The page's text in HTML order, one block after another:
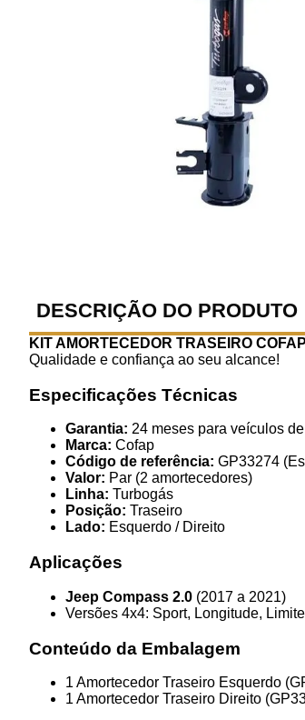
DESCRIÇÃO DO PRODUTO
KIT AMORTECEDOR TRASEIRO
Qualidade e confiança ao seu alcance!
Especificações Técnicas
Garantia: 24 meses para veículos
Marca: Cofap
Código de referência: GP33274
Valor: Par (2 amortecedores)
Linha: Turbogás
Posição: Traseiro
Lado: Esquerdo / Direito
Aplicações
Jeep Compass 2.0 (2017 a 2021)
Versões 4x4: Sport, Longitude,
Conteúdo da Embalagem
1 Amortecedor Traseiro Esquerdo
1 Amortecedor Traseiro Direito